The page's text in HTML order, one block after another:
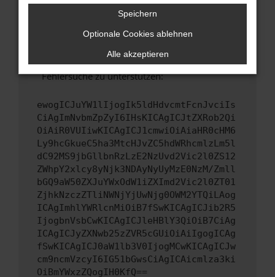
Wende dich an den Webseitenbetreiber.
Wenn du alle oben genannten Schritte versucht
hast, kontaktiere uns bitte. Wir werden
versuchen, das Problem zu beheben. Du kannst
uns diesen Text schicken, um uns bei der
Fehlersuche zu unterstützen:
ewogICJuYW1lIjogIk5ldHdvcmtFcnJvciIs
CiAgImNvbmZpZyI6IHsKICAgICJtZXRob2Qi
OiAiR0VUIiwKICAgICJ1cmwiOiAiaHR0cHM6
Ly9hcGkueC5ha3MtcHJvZC5hdWRhcmlzLm5l
dC92MS9jbGllbnRzLzE2NzUvd2Vic2l0ZS12
ZWhpY2xlcy8yNjk3NDAyNyUyMzE0NzM/Zmll
bGQ9aW50ZXJuYWxOdW1iZXImd2Vic2l0ZT01
ZjhkNzczZTliNWNjYjUwNjg0OWM2YTQiLAog
ICAgImhlYWRlcnMiOiB7fSwKICAgICJib2R5
IjogbnVsbCwKICAgICJleHBlY3QiOiB7CiAg
ICAgICJyZXNwb25zZVR5cGUiOiAiIgogICAg
fSwKICAgICJ0aW1lb3V0IjogMCwKICAgICJw
cm9ncmVzcyI6IG51bGwsCiAgICAicmlza3ki
OiBmYWxzZQogIH0KfQ==
Speichern
Optionale Cookies ablehnen
Alle akzeptieren